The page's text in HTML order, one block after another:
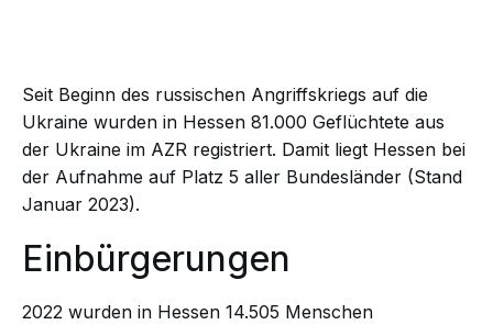
Seit Beginn des russischen Angriffskriegs auf die
Ukraine wurden in Hessen 81.000 Geflüchtete aus
der Ukraine im AZR registriert. Damit liegt Hessen bei
der Aufnahme auf Platz 5 aller Bundesländer (Stand
Januar 2023).
Einbürgerungen
2022 wurden in Hessen 14.505 Menschen